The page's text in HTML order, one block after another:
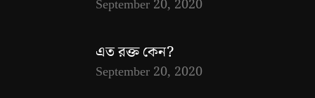
September 20, 2020
এত রক্ত কেন?
September 20, 2020